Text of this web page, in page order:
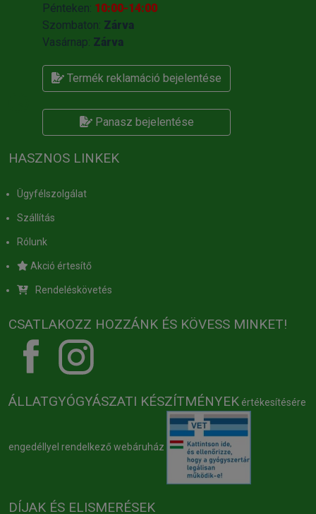
Pénteken: 10:00-14:00
Szombaton: Zárva
Vasárnap: Zárva
Termék reklamáció bejelentése
Panasz bejelentése
HASZNOS LINKEK
Ügyfélszolgálat
Szállítás
Rólunk
Akció értesítő
Rendeléskövetés
CSATLAKOZZ HOZZÁNK ÉS KÖVESS MINKET!
ÁLLATGYÓGYÁSZATI KÉSZÍTMÉNYEK értékesítésére
engedéllyel rendelkező webáruház
DÍJAK ÉS ELISMERÉSEK